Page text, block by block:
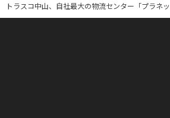
トラスコ中山、自社最大の物流センター「プラネ